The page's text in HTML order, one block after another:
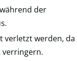
der
verletzt werden, da
verringern.